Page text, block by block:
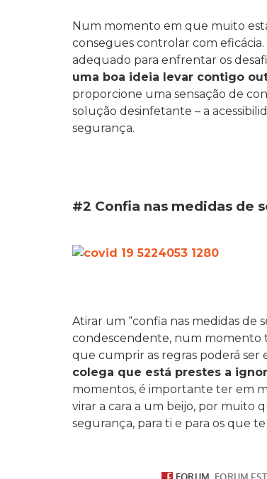
Num momento em que muito
consegues controlar com
adequado para enfrentar os
uma boa ideia levar contigo
proporcione uma sensação de
solução desinfetante – a
segurança.
#2 Confia nas medidas de
Atirar um “confia nas medidas de
condescendente, num momento
que cumprir as regras poderá ser
colega que está prestes a
momentos, é importante ter em
virar a cara a um beijo, por muito
segurança, para ti e para os que